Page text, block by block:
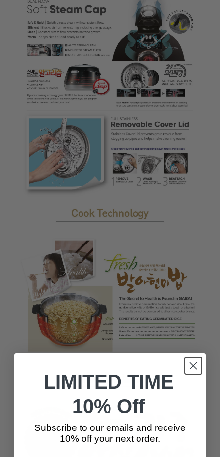
LIMITED TIME
10% Off
Subscribe to our emails and receive
10% off your next order.